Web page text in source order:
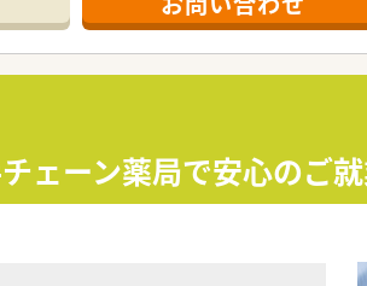
ルアップを支援する制度が整っておりま
会人像に合わせた学ぶ環境が充実◎
た専門性の高い薬剤師様の育成にも注
内認定制度)としてのキャリアがござい
ャーとしてのキャリアも目指せます
す
ィア休暇などもございます
ェーン薬局で安心のご就